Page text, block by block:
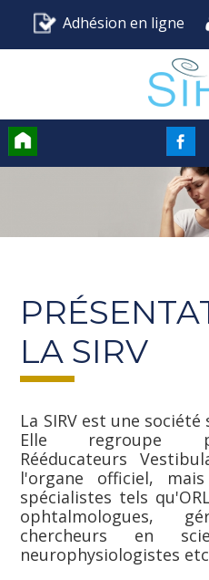
Adhésion en ligne
LA SIRV
La SIRV est une
Elle regroupe
Rééducateurs
l'organe officiel,
spécialistes tels
ophtalmologues,
chercheurs en
neurophysiologistes